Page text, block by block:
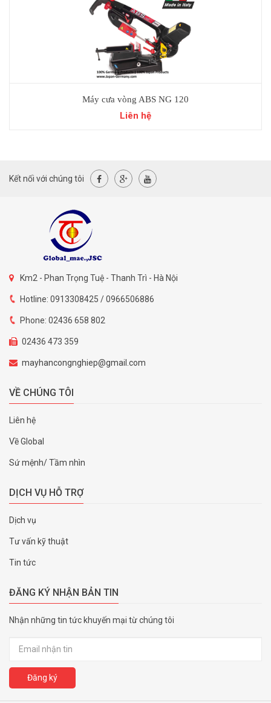
Máy cưa vòng ABS NG 120
Liên hệ
Kết nối với chúng tôi
Km2 - Phan Trọng Tuệ - Thanh Trì - Hà Nội
Hotline: 0913308425 / 0966506886
Phone: 02436 658 802
02436 473 359
mayhancongnghiep@gmail.com
VỀ CHÚNG TÔI
Liên hệ
Về Global
Sứ mệnh/ Tầm nhìn
DỊCH VỤ HỖ TRỢ
Dịch vụ
Tư vấn kỹ thuật
Tin tức
ĐĂNG KÝ NHẬN BẢN TIN
Nhận những tin tức khuyến mại từ chúng tôi
Đăng ký